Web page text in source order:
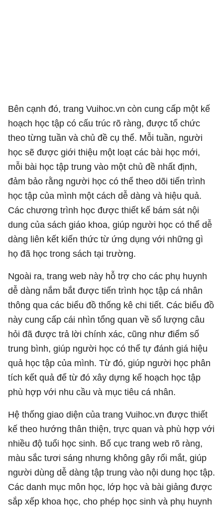
Bên cạnh đó, trang Vuihoc.vn còn cung cấp một kế
hoạch học tập có cấu trúc rõ ràng, được tổ chức
theo từng tuần và chủ đề cụ thể. Mỗi tuần, người
học sẽ được giới thiệu một loạt các bài học mới,
mỗi bài học tập trung vào một chủ đề nhất định,
đảm bảo rằng người học có thể theo dõi tiến trình
học tập của mình một cách dễ dàng và hiệu quả.
Các chương trình học được thiết kế bám sát nội
dung của sách giáo khoa, giúp người học có thể dễ
dàng liên kết kiến thức từ ứng dụng với những gì
họ đã học trong sách tại trường.
Ngoài ra, trang web này hỗ trợ cho các phụ huynh
dễ dàng nắm bắt được tiến trình học tập cá nhân
thông qua các biểu đồ thống kê chi tiết. Các biểu đồ
này cung cấp cái nhìn tổng quan về số lượng câu
hỏi đã được trả lời chính xác, cũng như điểm số
trung bình, giúp người học có thể tự đánh giá hiệu
quả học tập của mình. Từ đó, giúp người học phân
tích kết quả để từ đó xây dựng kế hoạch học tập
phù hợp với nhu cầu và mục tiêu cá nhân.
Hệ thống giao diện của trang Vuihoc.vn được thiết
kế theo hướng thân thiện, trực quan và phù hợp với
nhiều độ tuổi học sinh. Bố cục trang web rõ ràng,
màu sắc tươi sáng nhưng không gây rối mắt, giúp
người dùng dễ dàng tập trung vào nội dung học tập.
Các danh mục môn học, lớp học và bài giảng được
sắp xếp khoa học, cho phép học sinh và phụ huynh